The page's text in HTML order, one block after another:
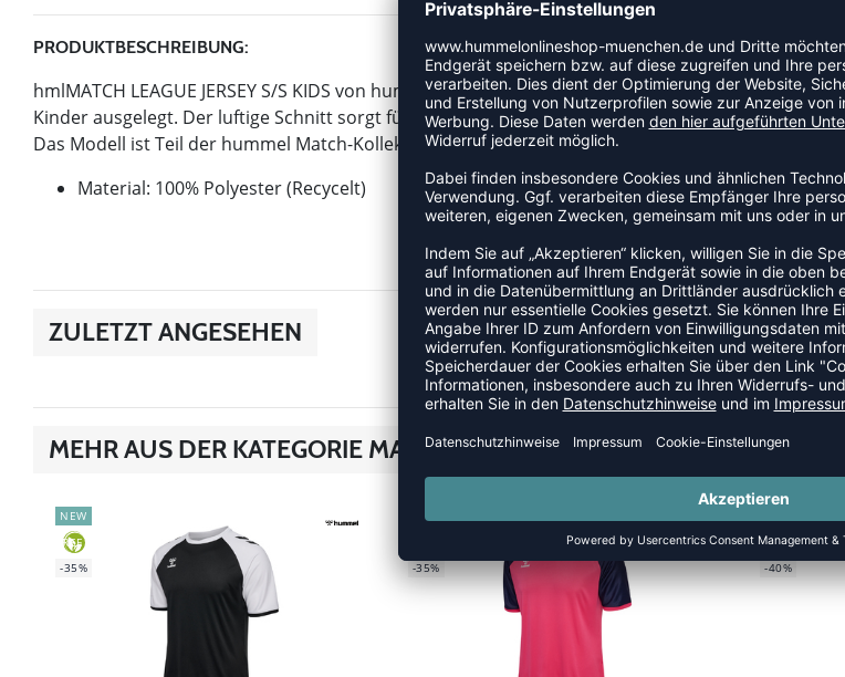
PRODUKTBESCHREIBUNG:
hmlMATCH LEAGUE JERSEY S/S KIDS von hummel ist ein Artikel der Kategorie Trikot. Dieses
Kinder ausgelegt. Der luftige Schnitt sorgt für ein angenehmes Tragegefühl während Training
Das Modell ist Teil der hummel Match-Kollektion.
Material: 100% Polyester (Recycelt)
ZULETZT ANGESEHEN
MEHR AUS DER KATEGORIE MATCH
NEW
GREEN
-35%
NEW
-35%
GREEN
-40%